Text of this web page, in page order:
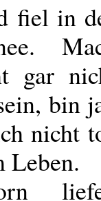
fiel in
gar
bin
nicht
Leben.